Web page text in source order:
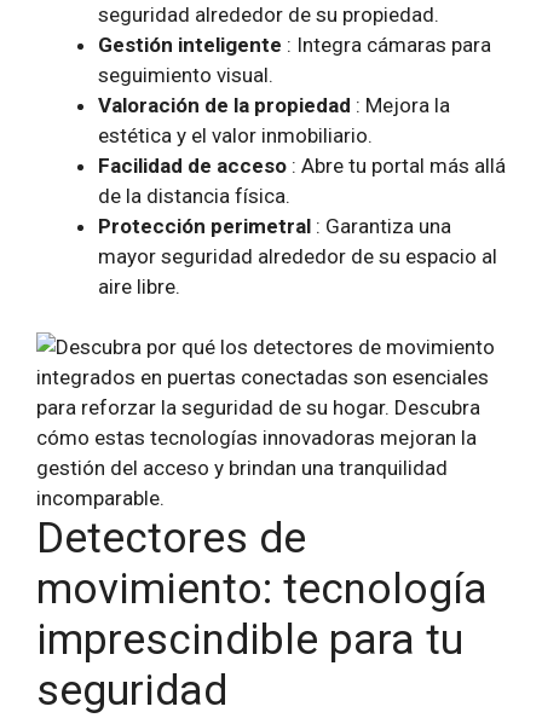
seguridad alrededor de su propiedad.
Gestión inteligente : Integra cámaras para
seguimiento visual.
Valoración de la propiedad : Mejora la
estética y el valor inmobiliario.
Facilidad de acceso : Abre tu portal más allá
de la distancia física.
Protección perimetral : Garantiza una
mayor seguridad alrededor de su espacio al
aire libre.
Detectores de
movimiento: tecnología
imprescindible para tu
seguridad